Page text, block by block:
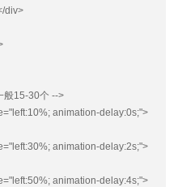
div>
般15-30个 -->
animation-delay:0s;">
animation-delay:2s;">
animation-delay:4s;">